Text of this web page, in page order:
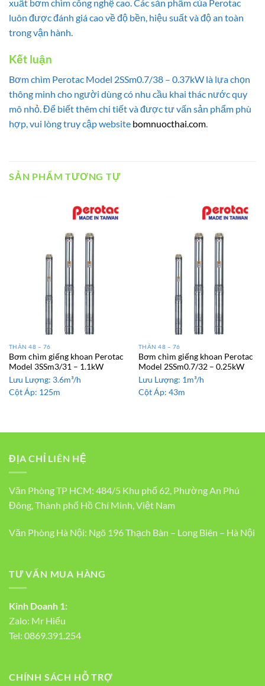
xuất bơm chìm công nghệ cao. Các sản phẩm của Perotac
luôn được đánh giá cao về độ bền, hiệu suất và độ an toàn
trong vận hành.
Kết luận
Bơm chìm Perotac Model 2SSm0.7/38 – 0.37kW là lựa chọn
thông minh cho người dùng có nhu cầu khai thác nước quy
mô nhỏ. Để biết thêm chi tiết và được tư vấn sản phẩm phù
hợp, vui lòng truy cập website bomnuocthai.com.
SẢN PHẨM TƯƠNG TỰ
THÂN 48 – 76
Bơm chìm giếng khoan Perotac
Model 3SSm3/31 – 1.1kW
Lưu Lượng: 3.6m³/h
Cột Áp: 125m
THÂN 48 – 76
Bơm chìm giếng khoan Perotac
Model 2SSm0.7/32 – 0.25kW
Lưu Lượng: 1m³/h
Cột Áp: 43m
ĐỊA CHỈ LIÊN HỆ
Văn Phòng TP HCM: 484/5 Khu phố 62, Phường An Phú
Đông, Thành phố Hồ Chí Minh, Việt Nam
Văn Phòng Hà Nội: Ngõ 196 Thạch Bàn – Long Biên – Hà Nội
TƯ VẤN MUA HÀNG
Kinh Doanh 1:
Zalo: Mr Hiếu
Tel: 0869.391.254
CHÍNH SÁCH HỖ TRỢ